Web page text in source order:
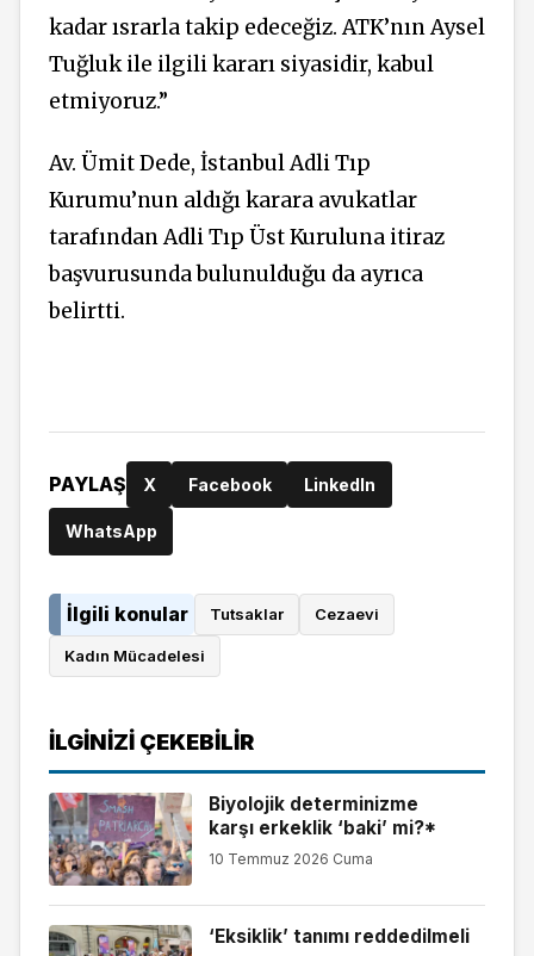
kadar ısrarla takip edeceğiz. ATK’nın Aysel
Tuğluk ile ilgili kararı siyasidir, kabul
etmiyoruz.”
Av. Ümit Dede, İstanbul Adli Tıp
Kurumu’nun aldığı karara avukatlar
tarafından Adli Tıp Üst Kuruluna itiraz
başvurusunda bulunulduğu da ayrıca
belirtti.
PAYLAŞ X Facebook LinkedIn
WhatsApp
İlgili konular Tutsaklar Cezaevi
Kadın Mücadelesi
İLGINIZI ÇEKEBILIR
Biyolojik determinizme
karşı erkeklik ‘baki’ mi?*
10 Temmuz 2026 Cuma
‘Eksiklik’ tanımı reddedilmeli